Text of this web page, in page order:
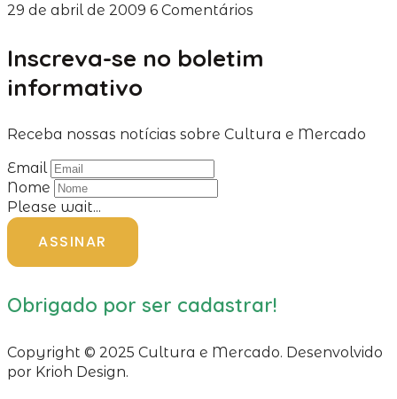
29 de abril de 2009 6 Comentários
Inscreva-se no boletim
informativo
Receba nossas notícias sobre Cultura e Mercado
Email
Nome
Please wait...
ASSINAR
Obrigado por ser cadastrar!
Copyright © 2025 Cultura e Mercado. Desenvolvido
por Krioh Design.